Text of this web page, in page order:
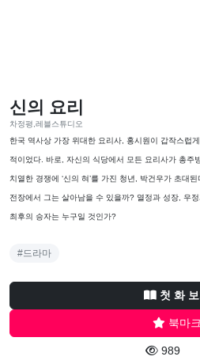
신의 요리
차정평,레블스튜디오
한국 역사상 가장 위대한 요리사, 홍시원이 갑작스럽
적이었다. 바로, 자신의 식당에서 모든 요리사가 총주
치열한 경쟁에 ‘신의 혀’를 가진 청년, 박건우가 초대
전장에서 그는 살아남을 수 있을까? 열정과 성장, 우
최후의 승자는 누구일 것인가?
#드라마
첫 화 보
북마크
989